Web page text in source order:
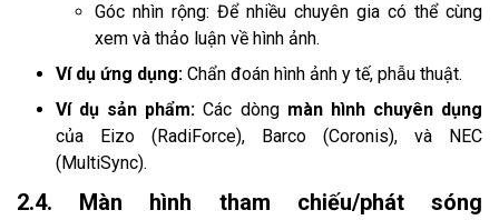
Góc nhìn rộng: Để nhiều chuyên gia có thể cùng
xem và thảo luận về hình ảnh.
Ví dụ ứng dụng: Chẩn đoán hình ảnh y tế, phẫu thuật.
Ví dụ sản phẩm:Các dòng màn hình chuyên dụng
của Eizo (RadiForce), Barco (Coronis), và NEC
(MultiSync).
2.4. Màn hình tham chiếu/phát sóng